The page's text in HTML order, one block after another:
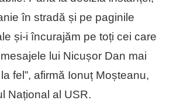
în stradă și pe paginile
și-i încurajăm pe toți cei care
lui Nicușor Dan mai
fel”, afirmă Ionuț Moșteanu,
Național al USR.